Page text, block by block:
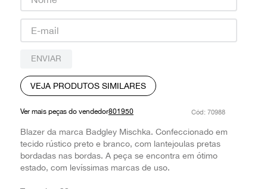
ENVIAR
VEJA PRODUTOS SIMILARES
Ver mais peças do vendedor801950 : 70988
Blazer da marca Badgley Mischka. Confeccionado em
tecido rústico preto e branco, com lantejoulas pretas
bordadas nas bordas. A peça se encontra em ótimo
estado, com levíssimas marcas de uso.
prada
louis vuitton